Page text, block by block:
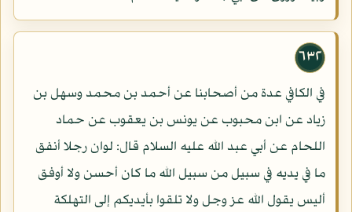
٦٣٢
في الكافي عدة من أصحابنا عن أحمد بن محمد وسهل بن
زياد عن ابن محبوب عن يونس بن يعقوب عن حماد
اللحام عن أبي عبد الله عليه السلام قال: لوان رجلا أنفق
ما في يديه في سبيل من سبيل الله ما كان أحسن ولا أوفق
أليس يقول الله عز وجل ولا تلقوا بأيديكم إلى التهلكة